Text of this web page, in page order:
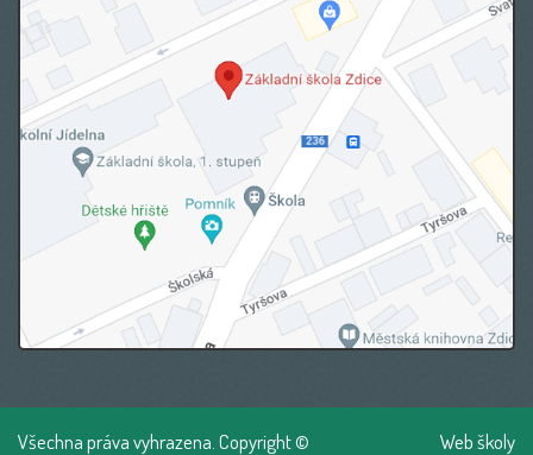
Všechna práva vyhrazena. Copyright ©
Web školy